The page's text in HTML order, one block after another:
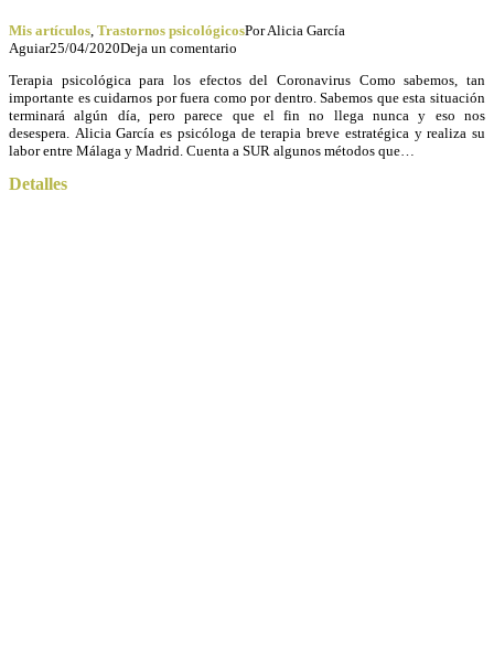
Mis artículos Trastornos psicológicosPorAlicia García
Aguiar25/04/2020Deja un comentario
Terapia psicológica para los efectos del Coronavirus Como sabemos, tan
importante es cuidarnos por fuera como por dentro. Sabemos que esta situación
terminará algún día, pero parece que el fin no llega nunca y eso nos
desespera. Alicia García es psicóloga de terapia breve estratégica y realiza su
labor entre Málaga y Madrid. Cuenta a SUR algunos métodos que…
Detalles